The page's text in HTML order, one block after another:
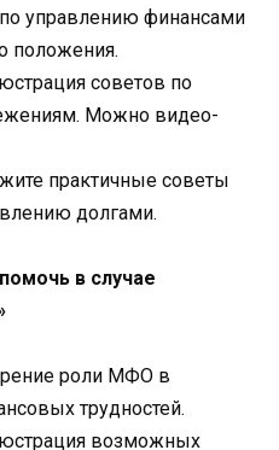
управлению финансами
положения.
советов по
Можно видео-
практичные советы
долгами.
в случае
роли МФО в
трудностей.
возможных